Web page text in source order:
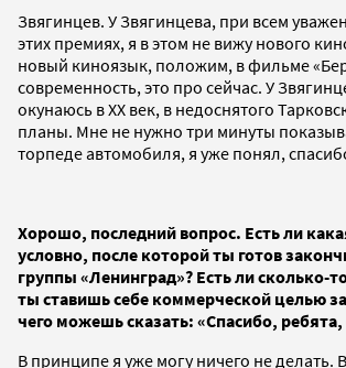
Звягинцев. У Звягинцева, при всем
этих премиях, я в этом не вижу нового
новый киноязык, положим, в фильме
современность, это про сейчас. У
окунаюсь в XX век, в недоснятого
планы. Мне не нужно три минуты
торпеде автомобиля, я уже понял,
Хорошо, последний вопрос. Есть ли
условно, после которой ты готов
группы «Ленинград»? Есть ли сколько-
ты ставишь себе коммерческой целью
чего можешь сказать: «Спасибо,
В принципе я уже могу ничего не делать.